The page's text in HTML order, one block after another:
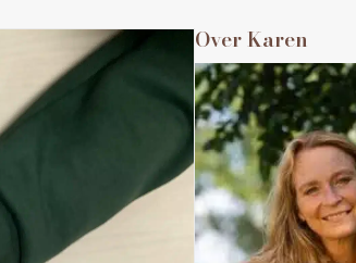
Over Karen